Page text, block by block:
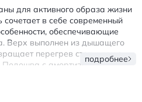
для активного образа жизни
в себе современный
обеспечивающие
Верх выполнен из дышащего
перегрев стопы даже
с амортизацией мягко
посадку, а круглый носок
подробнее